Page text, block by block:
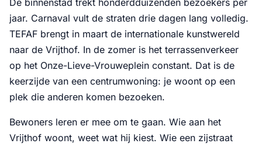
De binnenstad trekt honderdduizenden bezoekers per
jaar. Carnaval vult de straten drie dagen lang volledig.
TEFAF brengt in maart de internationale kunstwereld
naar de Vrijthof. In de zomer is het terrassenverkeer
op het Onze-Lieve-Vrouweplein constant. Dat is de
keerzijde van een centrumwoning: je woont op een
plek die anderen komen bezoeken.
Bewoners leren er mee om te gaan. Wie aan het
Vrijthof woont, weet wat hij kiest. Wie een zijstraat